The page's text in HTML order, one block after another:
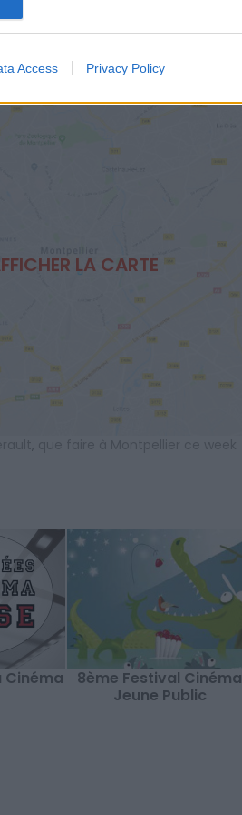
Access Privacy Policy
de Pêcheur d'Images.
LA CARTE
,
Cinéma
8ème Festival Cinéma
Jeune Public